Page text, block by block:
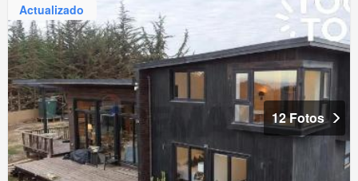
Actualizado
12 Fotos